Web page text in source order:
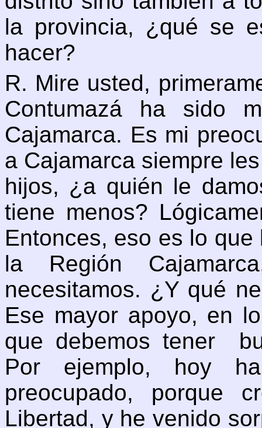
la provincia, ¿qué se
hacer?
R. Mire usted,
Contumazá ha sido
Cajamarca. Es mi
a Cajamarca siempre
hijos, ¿a quién le
tiene menos?
Entonces, eso es lo
la Región
necesitamos. ¿Y qué
Ese mayor apoyo, en
que debemos tener
Por ejemplo, hoy
preocupado, porque
Libertad, y he venido